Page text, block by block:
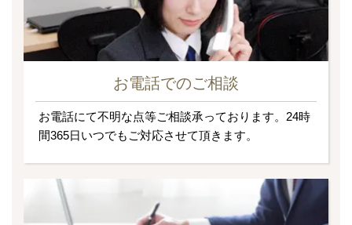
お電話でのご相談
お電話にて不明な点等ご相談承っております。24時
間365日いつでもご対応させて頂きます。